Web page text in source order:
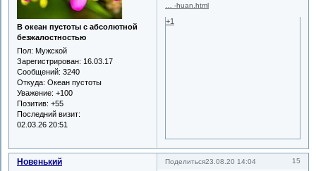
В океан пустоты с абсолютной
безжалостностью
Пол: Мужской
Зарегистрирован: 16.03.17
Сообщений: 3240
Откуда: Океан пустоты
Уважение: +100
Позитив: +55
Последний визит:
02.03.26 20:51
… -huan.html
+1
Поделиться 15
23.08.20 14:04
Новенький